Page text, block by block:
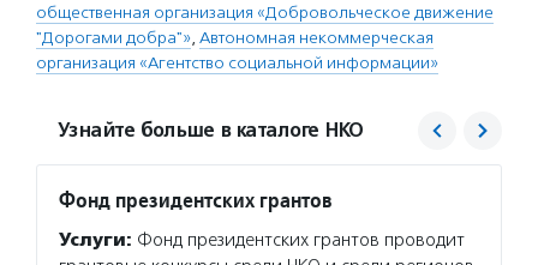
общественная организация «Добровольческое движение
"Дорогами добра"», Автономная некоммерческая
организация «Агентство социальной информации»
Узнайте больше в каталоге НКО
Фонд президентских грантов
Услуги: Фонд президентских грантов проводит